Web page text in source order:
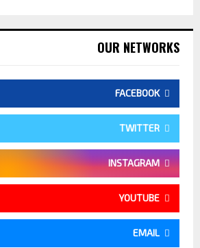
OUR NETWORKS
FACEBOOK
TWITTER
INSTAGRAM
YOUTUBE
EMAIL